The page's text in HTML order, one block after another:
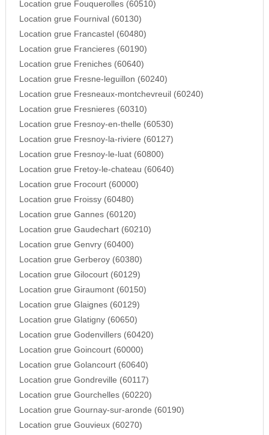
Location grue Fouquerolles (60510)
Location grue Fournival (60130)
Location grue Francastel (60480)
Location grue Francieres (60190)
Location grue Freniches (60640)
Location grue Fresne-leguillon (60240)
Location grue Fresneaux-montchevreuil (60240)
Location grue Fresnieres (60310)
Location grue Fresnoy-en-thelle (60530)
Location grue Fresnoy-la-riviere (60127)
Location grue Fresnoy-le-luat (60800)
Location grue Fretoy-le-chateau (60640)
Location grue Frocourt (60000)
Location grue Froissy (60480)
Location grue Gannes (60120)
Location grue Gaudechart (60210)
Location grue Genvry (60400)
Location grue Gerberoy (60380)
Location grue Gilocourt (60129)
Location grue Giraumont (60150)
Location grue Glaignes (60129)
Location grue Glatigny (60650)
Location grue Godenvillers (60420)
Location grue Goincourt (60000)
Location grue Golancourt (60640)
Location grue Gondreville (60117)
Location grue Gourchelles (60220)
Location grue Gournay-sur-aronde (60190)
Location grue Gouvieux (60270)